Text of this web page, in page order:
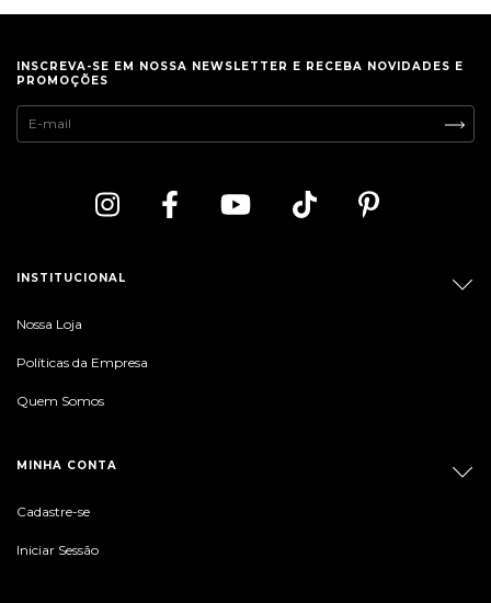
INSCREVA-SE EM NOSSA NEWSLETTER E RECEBA NOVIDADES E
PROMOÇÕES
INSTITUCIONAL
Nossa Loja
Políticas da Empresa
Quem Somos
MINHA CONTA
Cadastre-se
Iniciar Sessão